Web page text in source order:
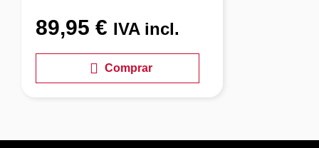
89,95 € IVA incl.
Comprar